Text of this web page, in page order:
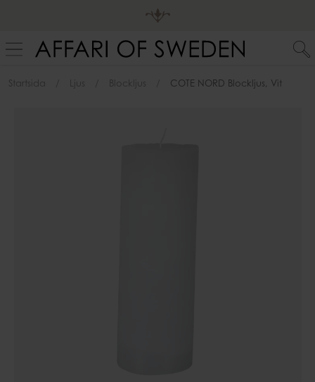
Startsida Ljus Blockljus COTE NORD Blockljus, Vit